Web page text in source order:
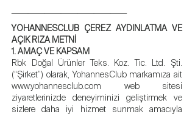
―――――――
YOHANNESCLUB ÇEREZ AYDINLATMA VE
AÇIK RIZA METNİ
1. AMAÇ VE KAPSAM
Rbk Doğal Ürünler Teks. Koz. Tic. Ltd. Şti.
(“Şirket”) olarak, YohannesClub markamıza ait
www.yohannesclub.com web sitesi
ziyaretlerinizde deneyiminizi geliştirmek ve
sizlere daha iyi hizmet sunmak amacıyla